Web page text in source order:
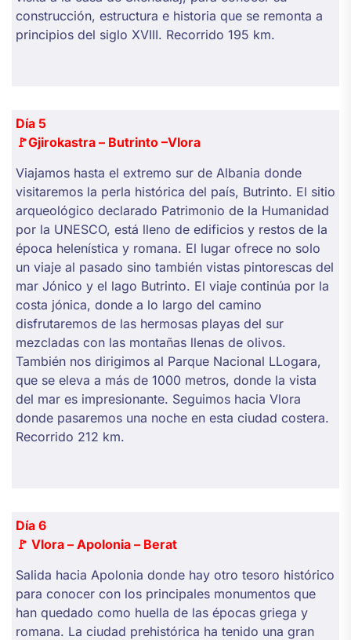
construcción, estructura e historia que se remonta a
principios del siglo XVIII. Recorrido 195 km.
Día 5
🚩Gjirokastra – Butrinto –Vlora
Viajamos hasta el extremo sur de Albania donde
visitaremos la perla histórica del país, Butrinto. El sitio
arqueológico declarado Patrimonio de la Humanidad
por la UNESCO, está lleno de edificios y restos de la
época helenística y romana. El lugar ofrece no solo
un viaje al pasado sino también vistas pintorescas del
mar Jónico y el lago Butrinto. El viaje continúa por la
costa jónica, donde a lo largo del camino
disfrutaremos de las hermosas playas del sur
mezcladas con las montañas llenas de olivos.
También nos dirigimos al Parque Nacional LLogara,
que se eleva a más de 1000 metros, donde la vista
del mar es impresionante. Seguimos hacia Vlora
donde pasaremos una noche en esta ciudad costera.
Recorrido 212 km.
Día 6
🚩 Vlora – Apolonia – Berat
Salida hacia Apolonia donde hay otro tesoro histórico
para conocer con los principales monumentos que
han quedado como huella de las épocas griega y
romana. La ciudad prehistórica ha tenido una gran